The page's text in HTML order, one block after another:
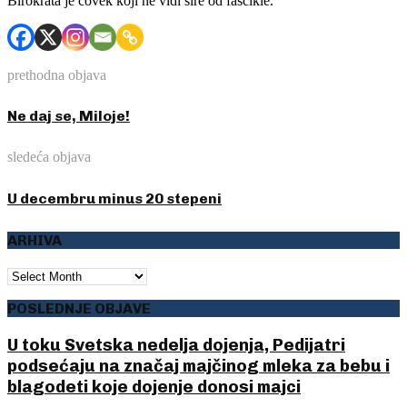
prethodna objava
Ne daj se, Miloje!
sledeća objava
U decembru minus 20 stepeni
ARHIVA
ARHIVA
POSLEDNJE OBJAVE
U toku Svetska nedelja dojenja, Pedijatri
podsećaju na značaj majčinog mleka za bebu i
blagodeti koje dojenje donosi majci